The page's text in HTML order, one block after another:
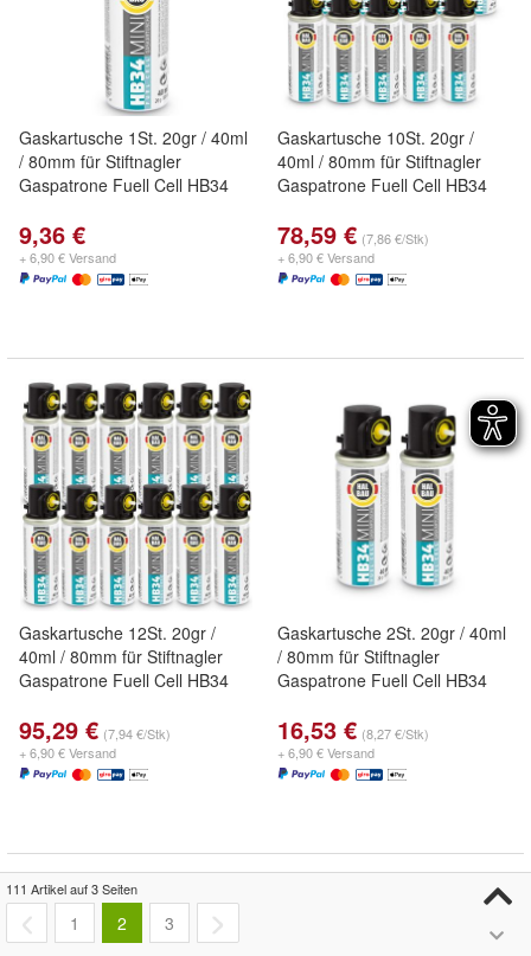
Gaskartusche 1St. 20gr / 40ml
/ 80mm für Stiftnagler
Gaspatrone Fuell Cell HB34
9,36 €
+ 6,90 € Versand
Gaskartusche 10St. 20gr /
40ml / 80mm für Stiftnagler
Gaspatrone Fuell Cell HB34
78,59 € (7,86 €/Stk)
+ 6,90 € Versand
Gaskartusche 12St. 20gr /
40ml / 80mm für Stiftnagler
Gaspatrone Fuell Cell HB34
95,29 € (7,94 €/Stk)
+ 6,90 € Versand
Gaskartusche 2St. 20gr / 40ml
/ 80mm für Stiftnagler
Gaspatrone Fuell Cell HB34
16,53 € (8,27 €/Stk)
+ 6,90 € Versand
111 Artikel auf 3 Seiten
1 2 3